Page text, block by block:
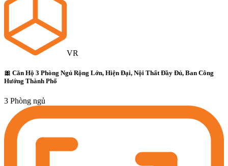
VR
🎀 Căn Hộ 3 Phòng Ngủ Rộng Lớn, Hiện Đại, Nội Thất Đầy Đủ, Ban Công
Hướng Thành Phố
3 Phòng ngủ